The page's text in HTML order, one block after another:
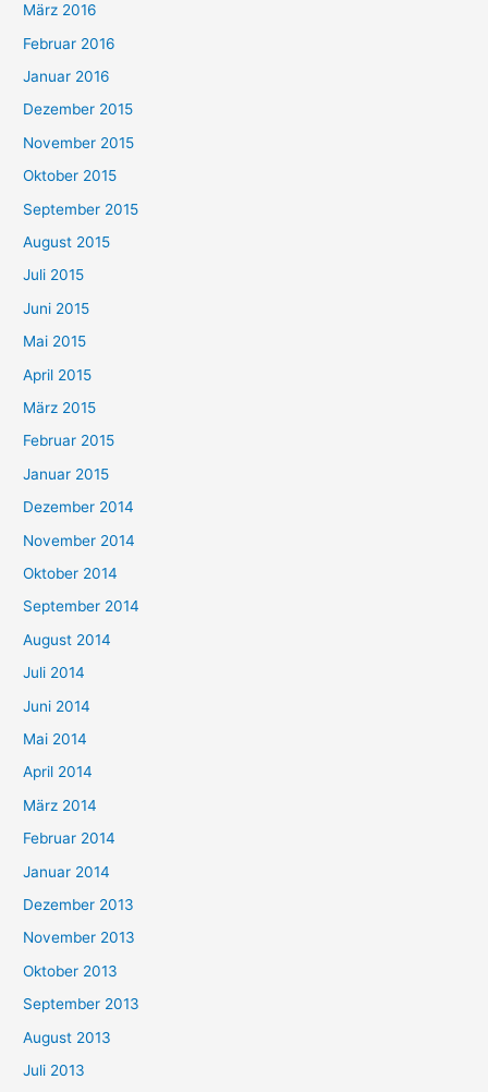
März 2016
Februar 2016
Januar 2016
Dezember 2015
November 2015
Oktober 2015
September 2015
August 2015
Juli 2015
Juni 2015
Mai 2015
April 2015
März 2015
Februar 2015
Januar 2015
Dezember 2014
November 2014
Oktober 2014
September 2014
August 2014
Juli 2014
Juni 2014
Mai 2014
April 2014
März 2014
Februar 2014
Januar 2014
Dezember 2013
November 2013
Oktober 2013
September 2013
August 2013
Juli 2013